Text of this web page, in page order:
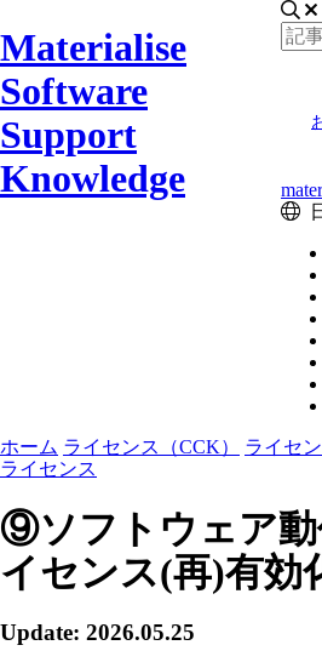
Materialise
Software
Support
Knowledge
ホーム ライセンス（CCK） ライセ
ライセンス
⑨ソフトウェア動
イセンス(再)有効
Update: 2026.05.25